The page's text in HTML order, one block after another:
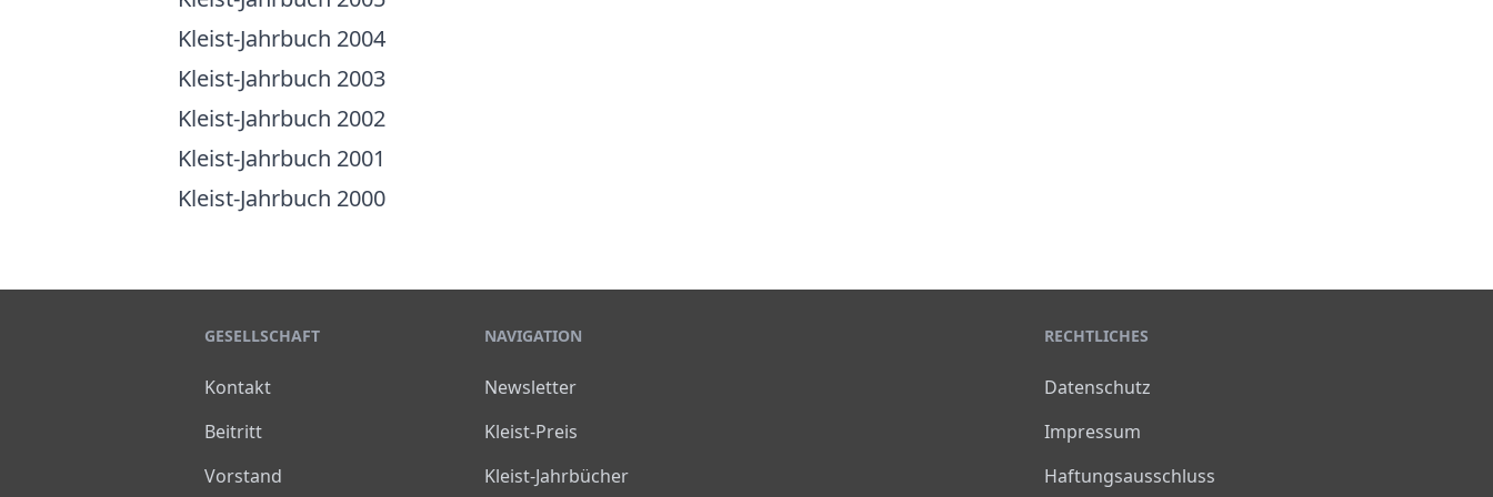
Kleist-Jahrbuch 2004
Kleist-Jahrbuch 2003
Kleist-Jahrbuch 2002
Kleist-Jahrbuch 2001
Kleist-Jahrbuch 2000
GESELLSCHAFT
Kontakt
Beitritt
Vorstand
NAVIGATION
Newsletter
Kleist-Preis
Kleist-Jahrbücher
RECHTLICHES
Datenschutz
Impressum
Haftungsausschluss